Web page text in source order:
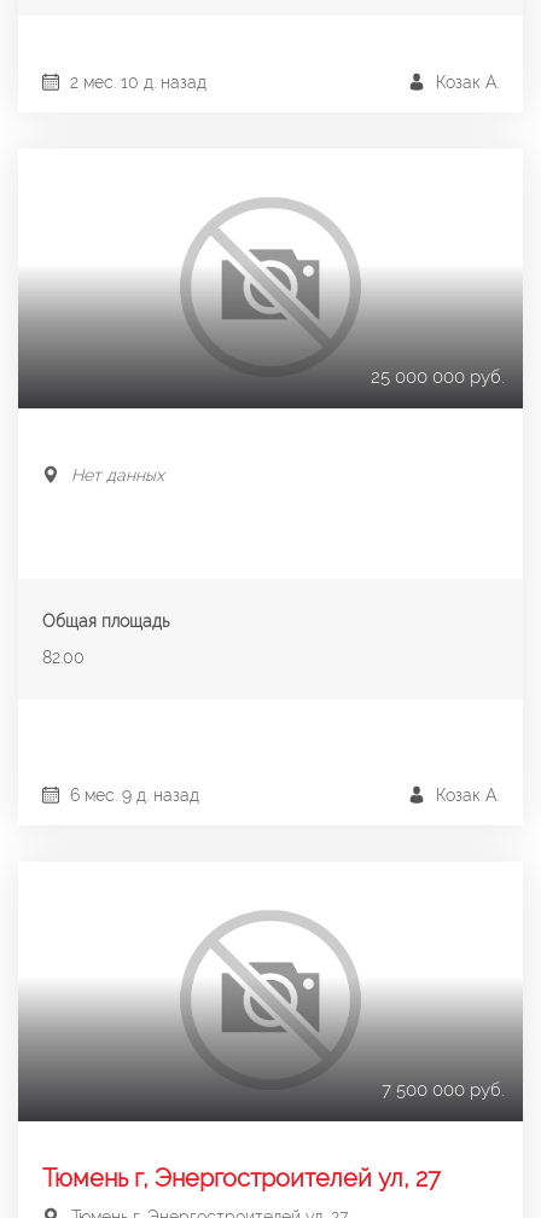
Козак А.
2 мес. 10 д. назад
25 000 000 руб.
Нет данных
Общая площадь
82.00
Козак А.
6 мес. 9 д. назад
7 500 000 руб.
Тюмень г, Энергостроителей ул, 27